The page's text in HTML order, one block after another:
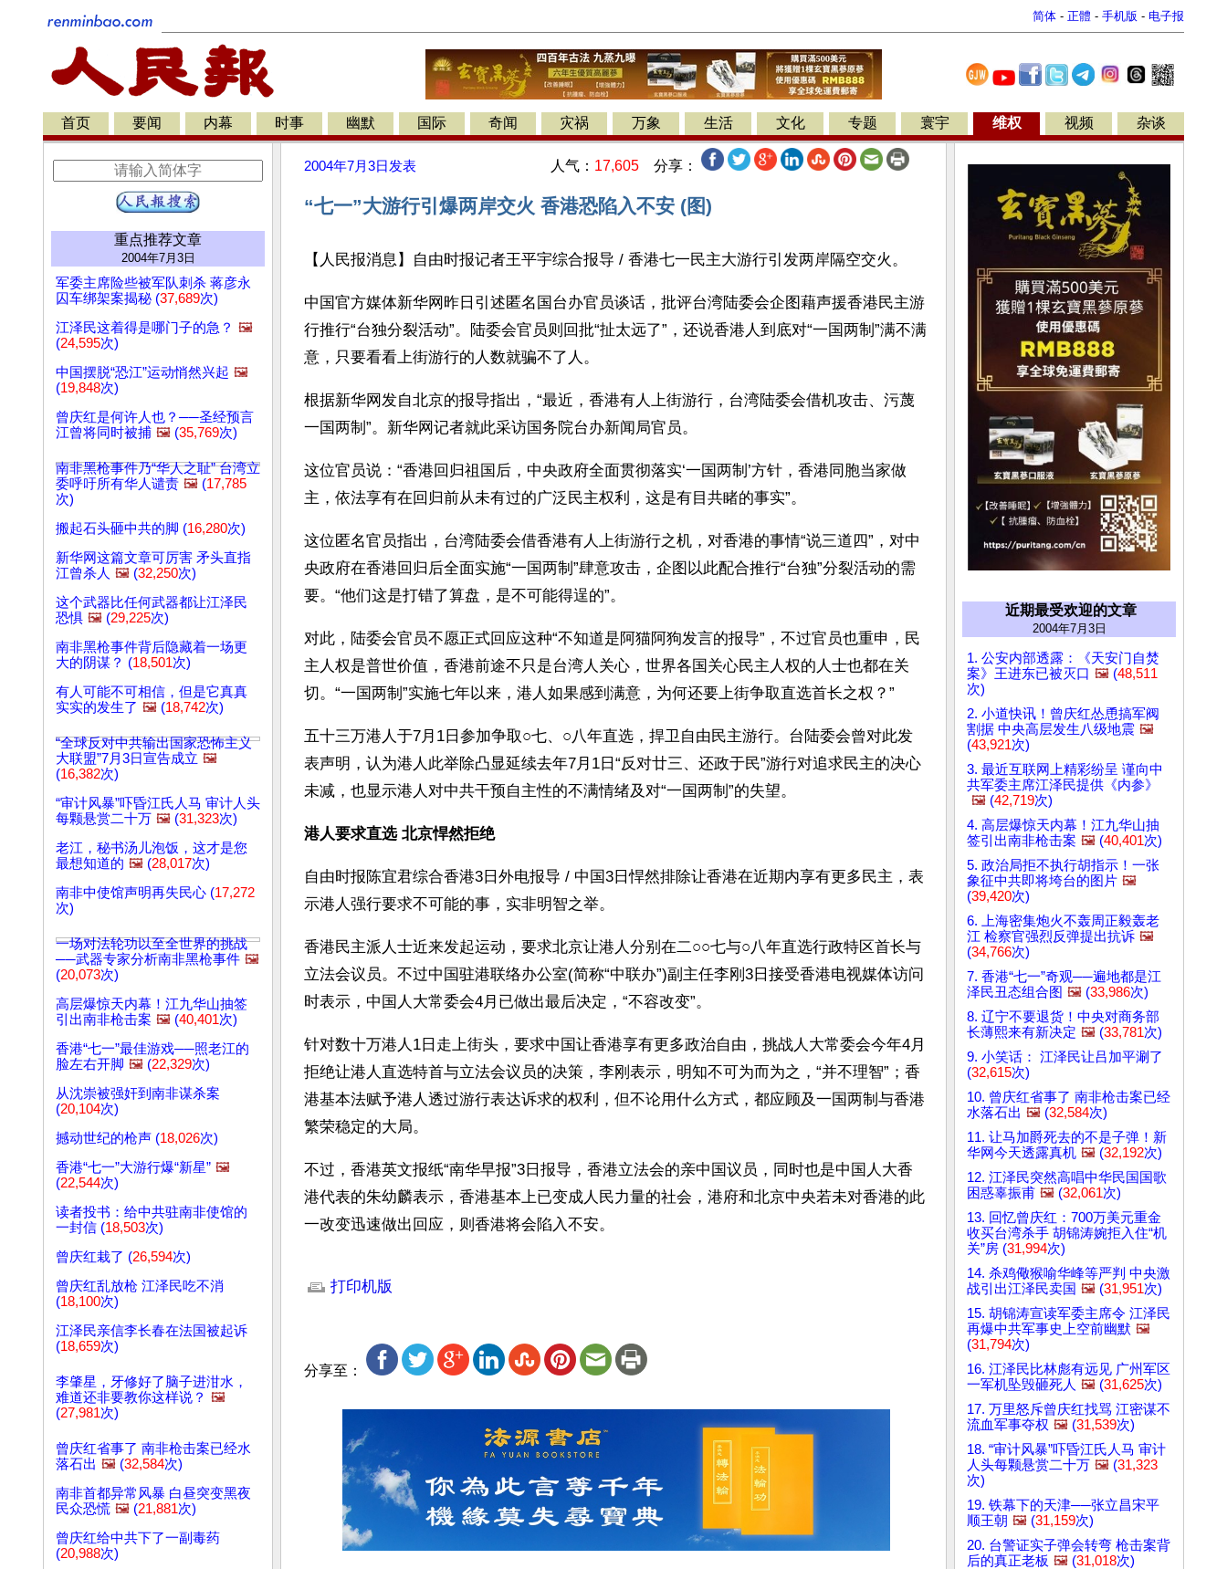
简体 - 正體 - 手机版 - 电子报
首页 要闻 内幕 时事 幽默 国际 奇闻 灾祸 万象 生活 文化 专题 寰宇 维权 视频 杂谈
重点推荐文章
2004年7月3日
军委主席险些被军队刺杀 蒋彦永
囚车绑架案揭秘 (37,689次)
江泽民这着得是哪门子的急？ 🖼️
(24,595次)
中国摆脱“恐江”运动悄然兴起 🖼️
(19,848次)
曾庆红是何许人也？──圣经预言
江曾将同时被捕 🖼️ (35,769次)
南非黑枪事件乃“华人之耻” 台湾立
委呼吁所有华人谴责 🖼️ (17,785
次)
搬起石头砸中共的脚 (16,280次)
新华网这篇文章可厉害 矛头直指
江曾杀人 🖼️ (32,250次)
这个武器比任何武器都让江泽民
恐惧 🖼️ (29,225次)
南非黑枪事件背后隐藏着一场更
大的阴谋？ (18,501次)
有人可能不可相信，但是它真真
实实的发生了 🖼️ (18,742次)
“全球反对中共输出国家恐怖主义
大联盟”7月3日宣告成立 🖼️
(16,382次)
“审计风暴”吓昏江氏人马 审计人头
每颗悬赏二十万 🖼️ (31,323次)
老江，秘书汤儿泡饭，这才是您
最想知道的 🖼️ (28,017次)
南非中使馆声明再失民心 (17,272
次)
一场对法轮功以至全世界的挑战
──武器专家分析南非黑枪事件 🖼️
(20,073次)
高层爆惊天内幕！江九华山抽签
引出南非枪击案 🖼️ (40,401次)
香港“七一”最佳游戏──照老江的
脸左右开脚 🖼️ (22,329次)
从沈崇被强奸到南非谋杀案
(20,104次)
撼动世纪的枪声 (18,026次)
香港“七一”大游行爆“新星” 🖼️
(22,544次)
读者投书：给中共驻南非使馆的
一封信 (18,503次)
曾庆红栽了 (26,594次)
曾庆红乱放枪 江泽民吃不消
(18,100次)
江泽民亲信李长春在法国被起诉
(18,659次)
李肇星，牙修好了脑子进泔水，
难道还非要教你这样说？ 🖼️
(27,981次)
曾庆红省事了 南非枪击案已经水
落石出 🖼️ (32,584次)
南非首都异常风暴 白昼突变黑夜
民众恐慌 🖼️ (21,881次)
曾庆红给中共下了一副毒药
(20,988次)
2004年7月3日 发表 人气： 17,605 分享：
“七一”大游行引爆两岸交火 香港恐陷入不安 (图)
【人民报消息】自由时报记者王平宇综合报导 / 香港七一民主大游行引发两岸隔空交火。
中国官方媒体新华网昨日引述匿名国台办官员谈话，批评台湾陆委会企图藉声援香港民主游
行推行“台独分裂活动”。陆委会官员则回批“扯太远了”，还说香港人到底对“一国两制”满不满
意，只要看看上街游行的人数就骗不了人。
根据新华网发自北京的报导指出，“最近，香港有人上街游行，台湾陆委会借机攻击、污蔑
一国两制”。新华网记者就此采访国务院台办新闻局官员。
这位官员说：“香港回归祖国后，中央政府全面贯彻落实‘一国两制’方针，香港同胞当家做
主，依法享有在回归前从未有过的广泛民主权利，这是有目共睹的事实”。
这位匿名官员指出，台湾陆委会借香港有人上街游行之机，对香港的事情“说三道四”，对中
央政府在香港回归后全面实施“一国两制”肆意攻击，企图以此配合推行“台独”分裂活动的需
要。“他们这是打错了算盘，是不可能得逞的”。
对此，陆委会官员不愿正式回应这种“不知道是阿猫阿狗发言的报导”，不过官员也重申，民
主人权是普世价值，香港前途不只是台湾人关心，世界各国关心民主人权的人士也都在关
切。“一国两制”实施七年以来，港人如果感到满意，为何还要上街争取直选首长之权？”
五十三万港人于7月1日参加争取○七、○八年直选，捍卫自由民主游行。台陆委会曾对此发
表声明，认为港人此举除凸显延续去年7月1日“反对廿三、还政于民”游行对追求民主的决心
未减，也显示港人对中共干预自主性的不满情绪及对“一国两制”的失望。
港人要求直选 北京悍然拒绝
自由时报陈宜君综合香港3日外电报导 / 中国3日悍然排除让香港在近期内享有更多民主，表
示港人强行要求不可能的事，实非明智之举。
香港民主派人士近来发起运动，要求北京让港人分别在二○○七与○八年直选行政特区首长与
立法会议员。不过中国驻港联络办公室(简称“中联办”)副主任李刚3日接受香港电视媒体访问
时表示，中国人大常委会4月已做出最后决定，“不容改变”。
针对数十万港人1日走上街头，要求中国让香港享有更多政治自由，挑战人大常委会今年4月
拒绝让港人直选特首与立法会议员的决策，李刚表示，明知不可为而为之，“并不理智”；香
港基本法赋予港人透过游行表达诉求的权利，但不论用什么方式，都应顾及一国两制与香港
繁荣稳定的大局。
不过，香港英文报纸“南华早报”3日报导，香港立法会的亲中国议员，同时也是中国人大香
港代表的朱幼麟表示，香港基本上已变成人民力量的社会，港府和北京中央若未对香港的此
一改变迅速做出回应，则香港将会陷入不安。
打印机版
分享至：
近期最受欢迎的文章
2004年7月3日
1. 公安内部透露：《天安门自焚
案》王进东已被灭口 🖼️ (48,511
次)
2. 小道快讯！曾庆红怂恿搞军阀
割据 中央高层发生八级地震 🖼️
(43,921次)
3. 最近互联网上精彩纷呈 谨向中
共军委主席江泽民提供《内参》
🖼️ (42,719次)
4. 高层爆惊天内幕！江九华山抽
签引出南非枪击案 🖼️ (40,401次)
5. 政治局拒不执行胡指示！一张
象征中共即将垮台的图片 🖼️
(39,420次)
6. 上海密集炮火不轰周正毅轰老
江 检察官强烈反弹提出抗诉 🖼️
(34,766次)
7. 香港“七一”奇观──遍地都是江
泽民丑态组合图 🖼️ (33,986次)
8. 辽宁不要退货！中央对商务部
长薄熙来有新决定 🖼️ (33,781次)
9. 小笑话： 江泽民让吕加平涮了
(32,615次)
10. 曾庆红省事了 南非枪击案已经
水落石出 🖼️ (32,584次)
11. 让马加爵死去的不是子弹！新
华网今天透露真机 🖼️ (32,192次)
12. 江泽民突然高唱中华民国国歌
困惑辜振甫 🖼️ (32,061次)
13. 回忆曾庆红：700万美元重金
收买台湾杀手 胡锦涛婉拒入住“机
关”房 (31,994次)
14. 杀鸡儆猴喻华峰等严判 中央激
战引出江泽民卖国 🖼️ (31,951次)
15. 胡锦涛宣读军委主席令 江泽民
再爆中共军事史上空前幽默 🖼️
(31,794次)
16. 江泽民比林彪有远见 广州军区
一军机坠毁砸死人 🖼️ (31,625次)
17. 万里怒斥曾庆红找骂 江密谋不
流血军事夺权 🖼️ (31,539次)
18. “审计风暴”吓昏江氏人马 审计
人头每颗悬赏二十万 🖼️ (31,323
次)
19. 铁幕下的天津──张立昌宋平
顺王朝 🖼️ (31,159次)
20. 台警证实子弹会转弯 枪击案背
后的真正老板 🖼️ (31,018次)